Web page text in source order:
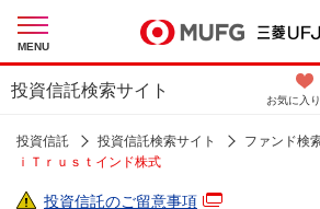
投資信託検索サイト
MENU
お気に入り
投資信託 投資信託検索サイト
ファンド検
ｉＴｒｕｓｔインド株式
投資信託のご留意事項